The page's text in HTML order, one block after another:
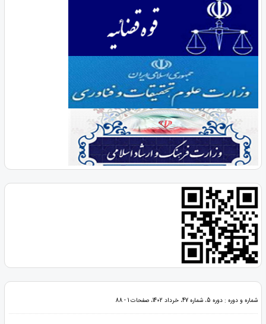
شماره و دوره : دوره 5، شماره 47، خرداد 1402، صفحات 1 - 88